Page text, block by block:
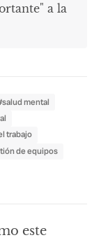
a la
mental
trabajo
de equipos
este